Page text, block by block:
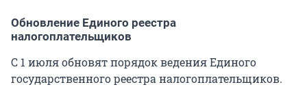
Обновление Единого реестра
налогоплательщиков
С 1 июля обновят порядок ведения Единого
государственного реестра налогоплательщиков.